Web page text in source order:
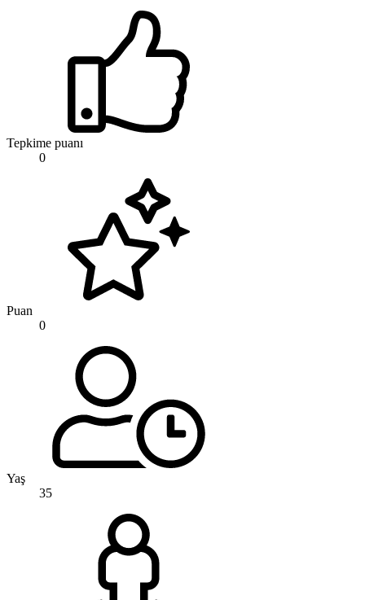
Tepkime puanı
0
Puan
0
Yaş
35